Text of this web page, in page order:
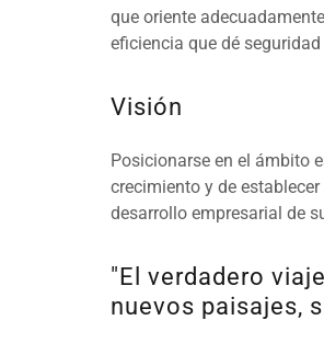
que oriente
eficiencia que dé
Visión
Posicionarse en el ámbito
crecimiento y de
desarrollo empresarial de
"El verdadero
nuevos paisajes,